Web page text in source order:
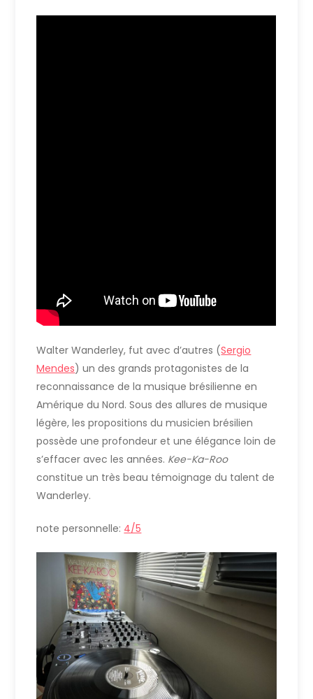
Walter Wanderley, fut avec d’autres (Sergio
Mendes) un des grands protagonistes de la
reconnaissance de la musique brésilienne en
Amérique du Nord. Sous des allures de musique
légère, les propositions du musicien brésilien
possède une profondeur et une élégance loin de
s’effacer avec les années. Kee-Ka-Roo
constitue un très beau témoignage du talent de
Wanderley.
note personnelle: 4/5